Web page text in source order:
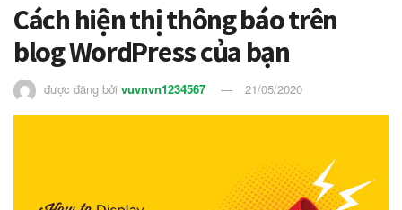
Cách hiện thị thông báo trên
blog WordPress của bạn
được đăng bởi vuvnvn1234567 21/05/2020